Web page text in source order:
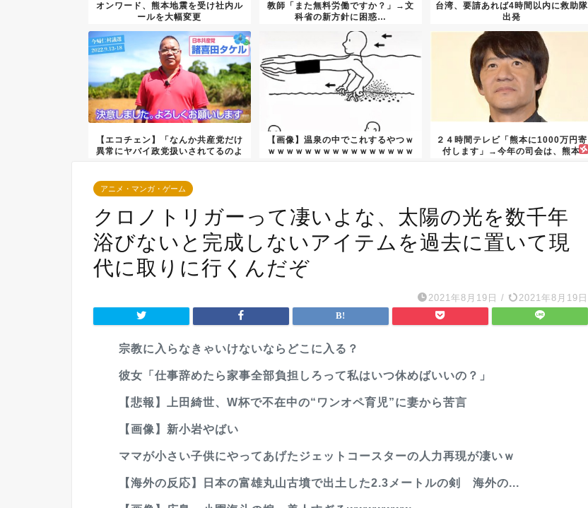
オンワード、熊本地震を受け社内ル
ールを大幅変更
教師「また無料労働ですか？」→文
科省の新方針に困惑…
台湾、要請あれば4時間以内に救助隊
出発
【エコチェン】「なんか共産党だけ
異常にヤバイ政党扱いされてるのよ
【画像】温泉の中でこれするやつｗ
ｗｗｗｗｗｗｗｗｗｗｗｗｗｗｗｗ
２４時間テレビ「熊本に1000万円寄
付します」→今年の司会は、熊本
アニメ・マンガ・ゲーム
クロノトリガーって凄いよな、太陽の光を数千年
浴びないと完成しないアイテムを過去に置いて現
代に取りに行くんだぞ
2021年8月19日 / 2021年8月19日
宗教に入らなきゃいけないならどこに入る？
彼女「仕事辞めたら家事全部負担しろって私はいつ休めばいいの？」
【悲報】上田綺世、W杯で不在中の“ワンオペ育児”に妻から苦言
【画像】新小岩やばい
ママが小さい子供にやってあげたジェットコースターの人力再現が凄いｗ
【海外の反応】日本の富雄丸山古墳で出土した2.3メートルの剣 海外の...